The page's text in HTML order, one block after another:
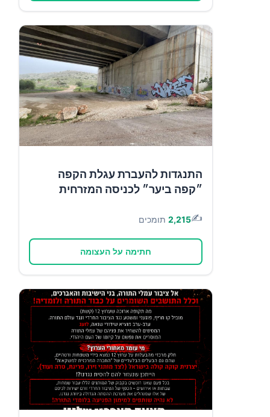
התנגדות להעברת עגלת הקפה
״קפה ביער״ לכניסה המזרחית
✍️
2,215 תומכים
חתימה על העצומה